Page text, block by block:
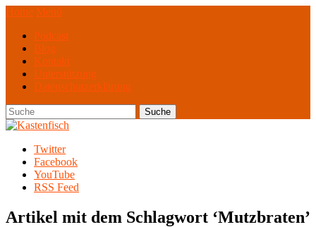
Home Menü
Podcast
Blog
Kontakt
Unterstützung
Datenschutzerklärung
Twitter
Facebook
YouTube
RSS Feed
Artikel mit dem Schlagwort ‘Mutzbraten’